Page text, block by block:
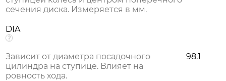
сечения диска. Измеряется в мм.
DIA
Зависит от диаметра посадочного
цилиндра на ступице. Влияет на
ровность хода.
98.1